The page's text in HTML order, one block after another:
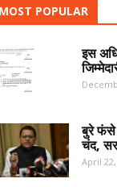
POPULAR
इस
बुरे फंसे
चंद,
April 22,